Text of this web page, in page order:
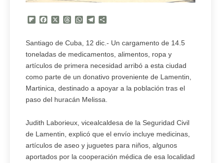
Flipboard
FacebookThreadsWhatsApp
Telegram
Santiago de Cuba, 12 dic.- Un cargamento de 14.5
toneladas de medicamentos, alimentos, ropa y
artículos de primera necesidad arribó a esta ciudad
como parte de un donativo proveniente de Lamentin,
Martinica, destinado a apoyar a la población tras el
paso del huracán Melissa.
Judith Laborieux, vicealcaldesa de la Seguridad Civil
de Lamentin, explicó que el envío incluye medicinas,
artículos de aseo y juguetes para niños, algunos
aportados por la cooperación médica de esa localidad